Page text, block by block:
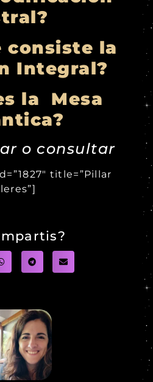
consiste la
Integral?
la Mesa
o consultar
title=”Pillar